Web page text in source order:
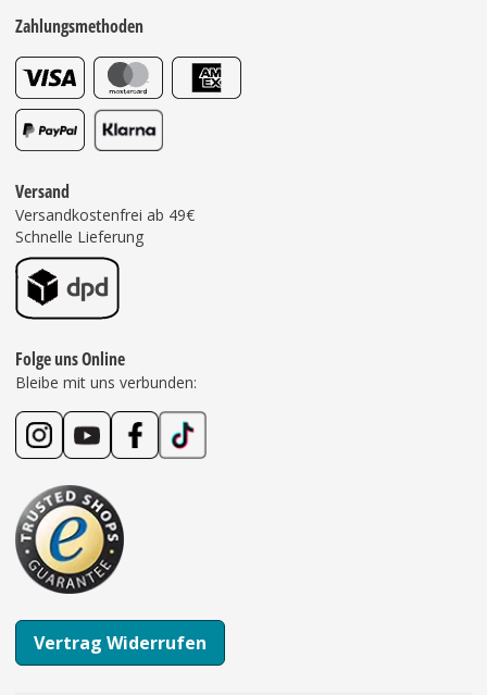
Zahlungsmethoden
Versand
Versandkostenfrei ab 49€
Schnelle Lieferung
Folge uns Online
Bleibe mit uns verbunden:
Vertrag Widerrufen